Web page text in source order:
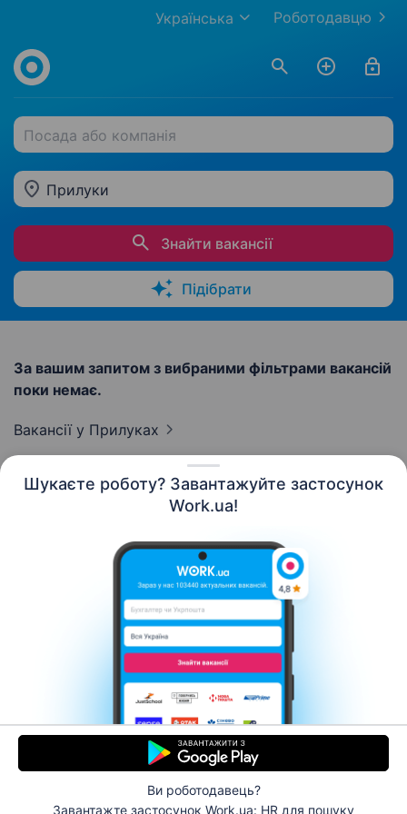
Шукаєте роботу? Завантажуйте застосунок
Work.ua!
Ви роботодавець?
Завантажте застосунок Work.ua: HR для пошуку
Роботодавцю
Українська
Посада або компанія
Прилуки
Знайти вакансії
Підібрати
За вашим запитом з вибраними фільтрами вакансій
поки немає.
Вакансії у Прилуках
Контакти Про нас
Кар’єра
Допомога Умови використання
© 2006–2026 Work.ua. Сервіс пошуку роботи №1 в